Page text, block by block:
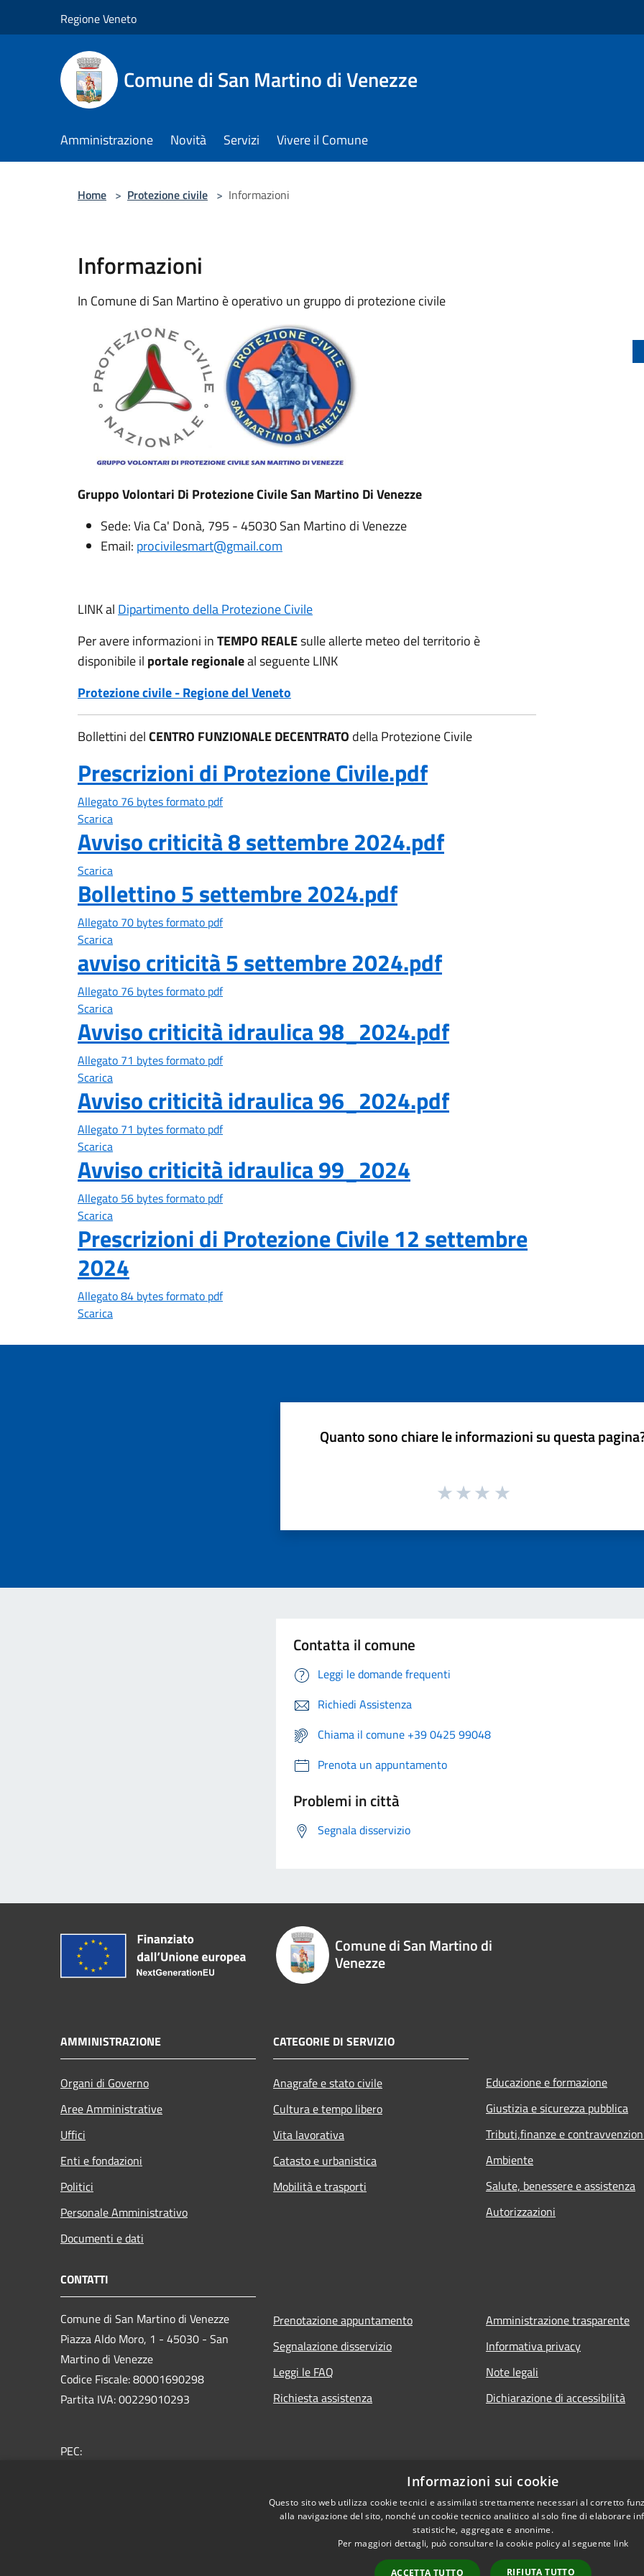
Regione Veneto
Comune di San Martino di Venezze
Amministrazione Novità Servizi Vivere il Comune
Home > Protezione civile > Informazioni
Informazioni
In Comune di San Martino è operativo un gruppo di protezione civile
Gruppo Volontari Di Protezione Civile San Martino Di Venezze
Sede: Via Ca' Donà, 795 - 45030 San Martino di Venezze
Email: procivilesmart@gmail.com
LINK al Dipartimento della Protezione Civile
Per avere informazioni inTEMPO REALEsulle allerte meteo del territorio è
disponibile il portale regionaleal seguente LINK
Protezione civile - Regione del Veneto
Bollettini delCENTRO FUNZIONALE DECENTRATO della Protezione Civile
Prescrizioni di Protezione Civile.pdf
Allegato 76 bytes formato pdf
Scarica
Avviso criticità 8 settembre 2024.pdf
Scarica
Bollettino 5 settembre 2024.pdf
Allegato 70 bytes formato pdf
Scarica
avviso criticità 5 settembre 2024.pdf
Allegato 76 bytes formato pdf
Scarica
Avviso criticità idraulica 98_2024.pdf
Allegato 71 bytes formato pdf
Scarica
Avviso criticità idraulica 96_2024.pdf
Allegato 71 bytes formato pdf
Scarica
Avviso criticità idraulica 99_2024
Allegato 56 bytes formato pdf
Scarica
Prescrizioni di Protezione Civile 12 settembre
2024
Allegato 84 bytes formato pdf
Scarica
Quanto sono chiare le informazioni su questa
Contatta il comune
Leggi le domande frequenti
Richiedi Assistenza
Chiama il comune +39 0425 99048
Prenota un appuntamento
Problemi in città
Segnala disservizio
Comune di San Martino di
Venezze
AMMINISTRAZIONE
Organi di Governo
Aree Amministrative
Uffici
Enti e fondazioni
Politici
Personale Amministrativo
Documenti e dati
CATEGORIE DI SERVIZIO
Anagrafe e stato civile
Cultura e tempo libero
Vita lavorativa
Catasto e urbanistica
Mobilità e trasporti
Educazione e formazione
Giustizia e sicurezza pubblica
Tributi,finanze e
Ambiente
Salute, benessere e assistenza
Autorizzazioni
CONTATTI
Comune di San Martino di Venezze
Piazza Aldo Moro, 1 - 45030 - San
Martino di Venezze
Codice Fiscale: 80001690298
Partita IVA: 00229010293
PEC:
Prenotazione appuntamento
Segnalazione disservizio
Leggi le FAQ
Richiesta assistenza
Amministrazione trasparente
Informativa privacy
Note legali
Dichiarazione di accessibilità
Informazioni sui cookie
Questo sito web utilizza cookie tecnici e assimilati strettamente necessari al corretto
alla navigazione del sito, nonché un cookie tecnico analitico al solo fine di elaborare
statistiche, aggregate e anonime.
Per maggiori dettagli, può consultare la cookie policy al seguente link
ACCETTA TUTTO RIFIUTA TUTTO